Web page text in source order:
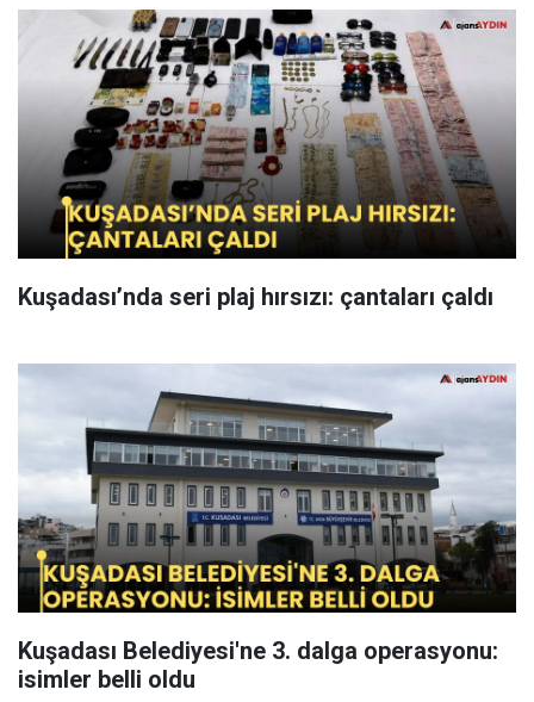
Kuşadası’nda seri plaj hırsızı: çantaları çaldı
Kuşadası Belediyesi'ne 3. dalga operasyonu:
isimler belli oldu